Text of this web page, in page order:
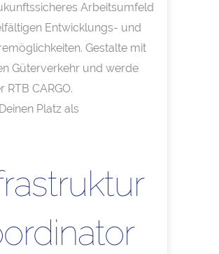
Arbeitsumfeld
Entwicklungs- und
Gestalte mit
Güterverkehr und werde
RTB CARGO.
Platz als